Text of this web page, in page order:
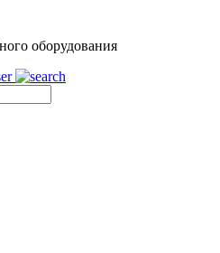
оборудования